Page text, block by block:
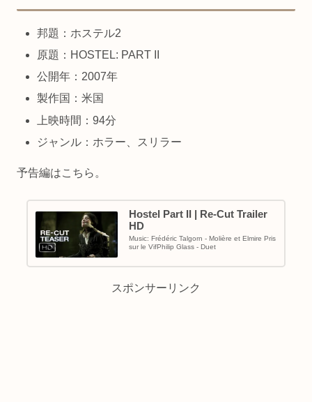
邦題：ホステル2
原題：HOSTEL: PART II
公開年：2007年
製作国：米国
上映時間：94分
ジャンル：ホラー、スリラー
予告編はこちら。
Hostel Part II | Re-Cut Trailer
HD
Music: Frédéric Talgorn - Molière et Elmire Pris
sur le VifPhilip Glass - Duet
スポンサーリンク